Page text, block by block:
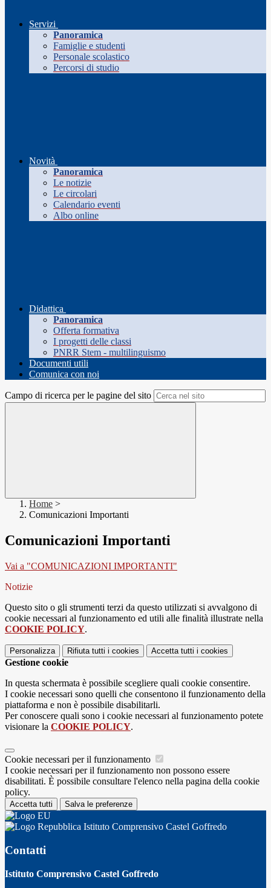
Servizi
Panoramica
Famiglie e studenti
Personale scolastico
Percorsi di studio
Novità
Panoramica
Le notizie
Le circolari
Calendario eventi
Albo online
Didattica
Panoramica
Offerta formativa
I progetti delle classi
PNRR Stem - multilinguismo
Documenti utili
Comunica con noi
Campo di ricerca per le pagine del sito
Home >
Comunicazioni Importanti
Comunicazioni Importanti
Vai a "COMUNICAZIONI IMPORTANTI"
Notizie
Questo sito o gli strumenti terzi da questo utilizzati si avvalgono di
cookie necessari al funzionamento ed utili alle finalità illustrate nella
COOKIE POLICY.
Personalizza Rifiuta tutti i cookies Accetta tutti i cookies
Gestione cookie
In questa schermata è possibile scegliere quali cookie consentire.
I cookie necessari sono quelli che consentono il funzionamento della
piattaforma e non è possibile disabilitarli.
Per conoscere quali sono i cookie necessari al funzionamento potete
visionare la COOKIE POLICY.
Cookie necessari per il funzionamento
I cookie necessari per il funzionamento non possono essere
disabilitati. È possibile consultare l'elenco nella pagina della cookie
policy.
Accetta tutti Salva le preferenze
Istituto Comprensivo Castel Goffredo
Contatti
Istituto Comprensivo Castel Goffredo